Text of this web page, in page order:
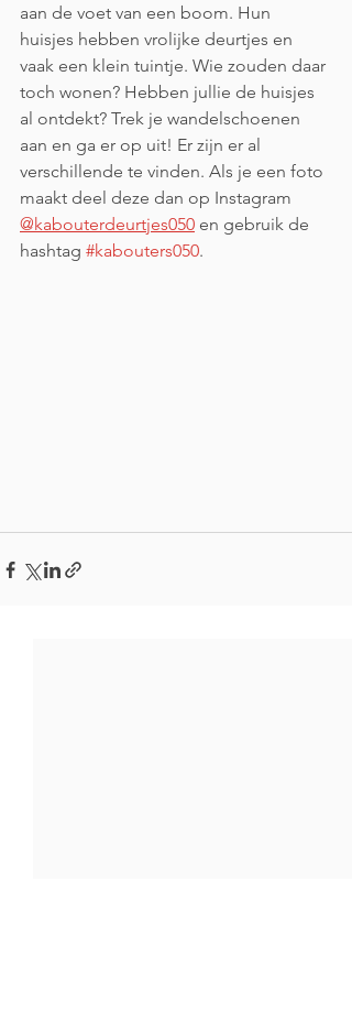
aan de voet van een boom. Hun
huisjes hebben vrolijke deurtjes en
vaak een klein tuintje. Wie zouden daar
toch wonen? Hebben jullie de huisjes
al ontdekt? Trek je wandelschoenen
aan en ga er op uit! Er zijn er al
verschillende te vinden. Als je een foto
maakt deel deze dan op Instagram
@kabouterdeurtjes050 en gebruik de
hashtag #kabouters050.